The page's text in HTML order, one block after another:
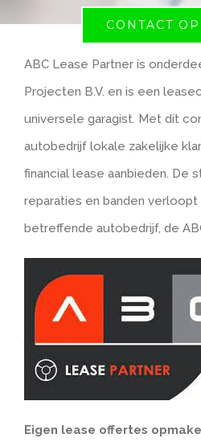
CONTACT
ABC Lease Partner is
Projecten B.V. en is een
universele garagist. Met dit
autobedrijf lokale zakelijke
financial lease aanbieden. De
reparaties en banden
betreffende autobedrijf, de
Eigen lease offertes